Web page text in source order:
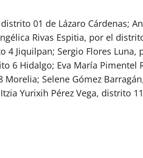
01 de Lázaro Cárdenas;
Rivas Espitia, por el
4 Jiquilpan; Sergio Flores Luna,
6 Hidalgo; Eva María Pimentel
Selene Gómez
Yurixih Pérez Vega, distrito